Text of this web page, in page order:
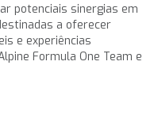
potenciais sinergias em
a oferecer
e experiências
Formula One Team e